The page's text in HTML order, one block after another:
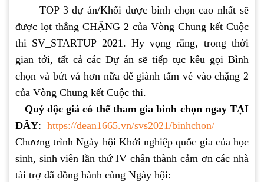
TOP 3 dự án/Khối được bình chọn cao nhất sẽ
được lọt thẳng CHẶNG 2 của Vòng Chung kết Cuộc
thi SV_STARTUP 2021. Hy vọng rằng, trong thời
gian tới, tất cả các Dự án sẽ tiếp tục kêu gọi Bình
chọn và bứt vá hơn nữa để giành tấm vé vào chặng 2
của Vòng Chung kết Cuộc thi.
Quý độc giả có thể tham gia bình chọn ngay TẠI
ĐÂY: https://dean1665.vn/svs2021/binhchon/
Chương trình Ngày hội Khởi nghiệp quốc gia của học
sinh, sinh viên lần thứ IV chân thành cảm ơn các nhà
tài trợ đã đồng hành cùng Ngày hội: